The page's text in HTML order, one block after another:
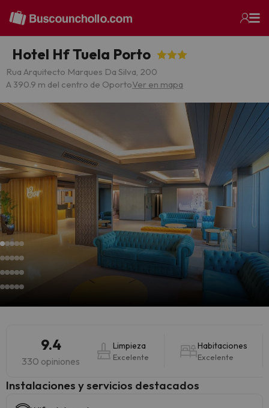
Hotel Hf Tuela Porto
Rua Arquitecto Marques Da Silva, 200
A 390.9 m del centro de OportoVer en mapa
9.4
330 opiniones
Limpieza
Excelente
Habitaciones
Excelente
Instalaciones y servicios destacados